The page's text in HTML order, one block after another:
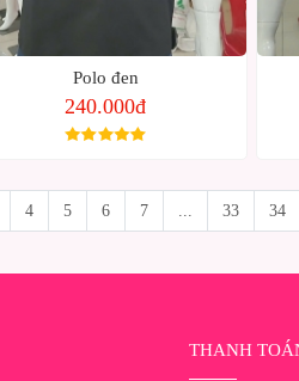
Polo đen
240.000đ
4 5 6 7 ... 33 34
THANH